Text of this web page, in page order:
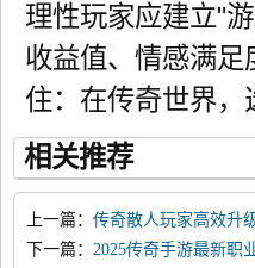
理性玩家应建立"
收益值、情感满
住：在传奇世界
相关推荐
上一篇： 传奇散人玩家高效升
析
下一篇： 2025传奇手游最新